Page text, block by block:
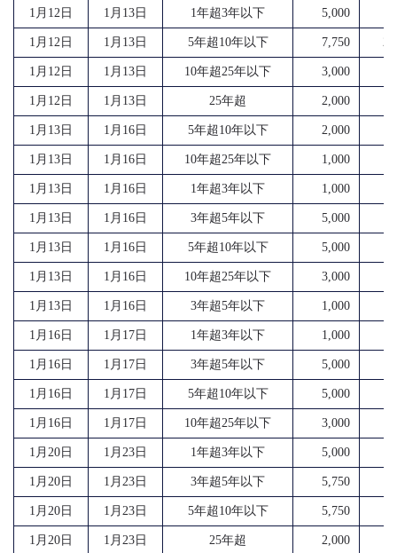
1月12日 1月13日 1年超3年以下 5,000
1月12日 1月13日 5年超10年以下 7,750
1月12日 1月13日 10年超25年以下 3,000
1月12日 1月13日 25年超 2,000
1月13日 1月16日 5年超10年以下 2,000
1月13日 1月16日 10年超25年以下 1,000
1月13日 1月16日 1年超3年以下 1,000
1月13日 1月16日 3年超5年以下 5,000
1月13日 1月16日 5年超10年以下 5,000
1月13日 1月16日 10年超25年以下 3,000
1月13日 1月16日 3年超5年以下 1,000
1月16日 1月17日 1年超3年以下 1,000
1月16日 1月17日 3年超5年以下 5,000
1月16日 1月17日 5年超10年以下 5,000
1月16日 1月17日 10年超25年以下 3,000
1月20日 1月23日 1年超3年以下 5,000
1月20日 1月23日 3年超5年以下 5,750
1月20日 1月23日 5年超10年以下 5,750
1月20日 1月23日 25年超 2,000